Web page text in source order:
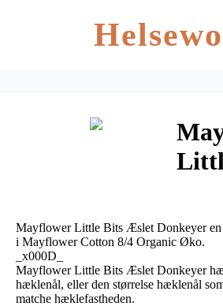
–
Mayflower Little Bits Æslet Donkeyer en
i Mayflower Cotton 8/4 Organic Øko.
_x000D_
Mayflower Little Bits Æslet Donkeyer
hæklenål, eller den størrelse hæklenål
matche hæklefastheden.